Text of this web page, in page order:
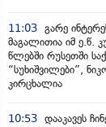
11:03 გარე
მაგალითია იმ ე.წ.
წლებში რუსეთში
“სუხიშვილები”,
კირცხალია
10:53 დააკავეს